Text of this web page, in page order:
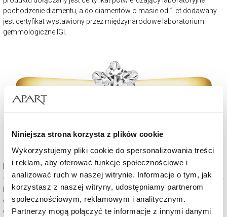
Niniejsza strona korzysta z plików cookie
Wykorzystujemy pliki cookie do spersonalizowania treści
i reklam, aby oferować funkcje społecznościowe i
analizować ruch w naszej witrynie. Informacje o tym, jak
korzystasz z naszej witryny, udostępniamy partnerom
społecznościowym, reklamowym i analitycznym.
Partnerzy mogą połączyć te informacje z innymi danymi
pochodzenie diamentu, a do diamentów o masie od 1 ct dodawany
jest certyfikat wystawiony przez międzynarodowe laboratorium
gemmologiczne IGI.
Piękne opakowanie gratis
Kupione na apart.pl produkty są domyślnie pakowane w
ekologiczne opakowania, które wprowadziliśmy w trosce o
ochronę środowiska. Są one estetyczne, a co najważniejsze